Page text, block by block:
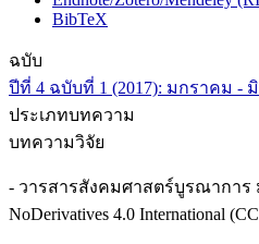
BibTeX
ฉบับ
ปีที่ 4 ฉบับที่ 1 (2017): มกราคม -
ประเภทบทความ
บทความวิจัย
- วารสารสังคมศาสตร์บูรณาการ
NoDerivatives 4.0 International